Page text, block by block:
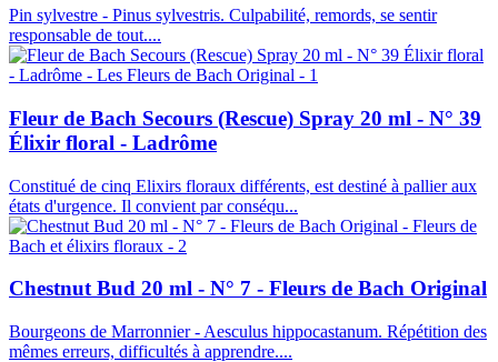
Pin sylvestre - Pinus sylvestris. Culpabilité, remords, se sentir
responsable de tout....
Fleur de Bach Secours (Rescue) Spray 20 ml - N° 39
Élixir floral - Ladrôme
Constitué de cinq Elixirs floraux différents, est destiné à pallier aux
états d'urgence. Il convient par conséqu...
Chestnut Bud 20 ml - N° 7 - Fleurs de Bach Original
Bourgeons de Marronnier - Aesculus hippocastanum. Répétition des
mêmes erreurs, difficultés à apprendre....